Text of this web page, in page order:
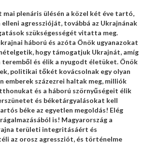
mai plenáris ülésén a közel két éve tartó,
agresszióját, továbbá az Ukrajnának
szükségességét vitatta meg.
háború és azóta Önök ugyanazokat
hogy támogatjuk Ukrajnát, amíg
teremből és élik a nyugodt életüket. Önök
politikai tőkét kovácsolnak egy olyan
emberek százezrei haltak meg, milliók
és a háború szörnyűségeit élik
és béketárgyalásokat kell
béke az egyetlen megoldás! Elég
is! Magyarország a
területi integritásáért és
az orosz agressziót, és történelme